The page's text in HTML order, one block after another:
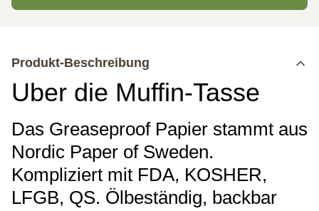
Produkt-Beschreibung
Über die Muffin-Tasse
Das Greaseproof Papier stammt aus
Nordic Paper of Sweden.
Kompliziert mit FDA, KOSHER,
LFGB, QS. Ölbeständig, backbar